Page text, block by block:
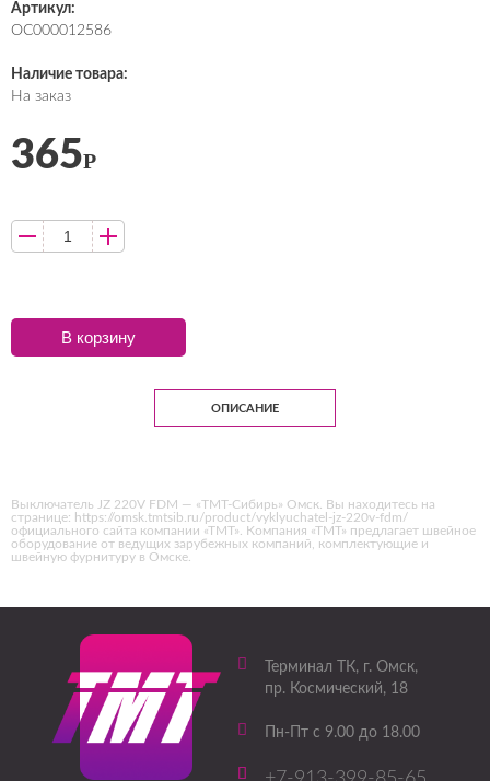
Артикул:
ОС000012586
Наличие товара:
На заказ
365Р
В корзину
ОПИСАНИЕ
Выключатель JZ 220V FDM — «ТМТ-Сибирь» Омск. Вы находитесь на
странице: https://omsk.tmtsib.ru/product/vyklyuchatel-jz-220v-fdm/
официального сайта компании «ТМТ». Компания «ТМТ» предлагает швейное
оборудование от ведущих зарубежных компаний, комплектующие и
швейную фурнитуру в Омске.
Терминал ТК, г. Омск,
пр. Космический, 18
Пн-Пт с 9.00 до 18.00